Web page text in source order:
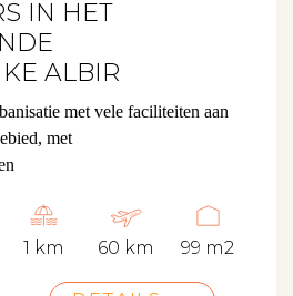
IN HET
ALBIR
met vele faciliteiten aan
met
1 km 60 km 99 m2